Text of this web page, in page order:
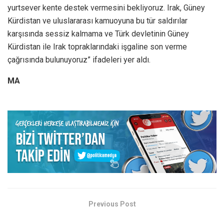
yurtsever kente destek vermesini bekliyoruz. Irak, Güney
Kürdistan ve uluslararası kamuoyuna bu tür saldırılar
karşısında sessiz kalmama ve Türk devletinin Güney
Kürdistan ile Irak topraklarındaki işgaline son verme
çağrısında bulunuyoruz” ifadeleri yer aldı.
MA
Previous Post